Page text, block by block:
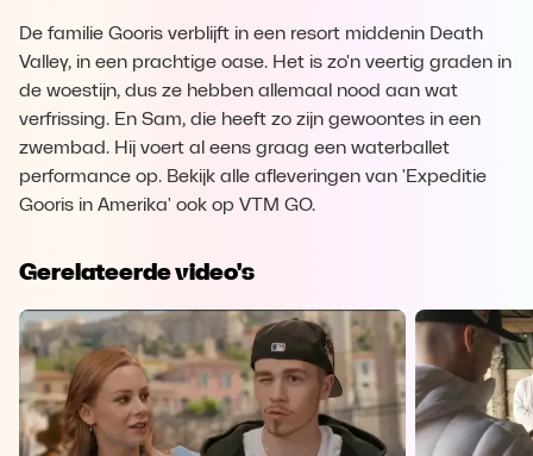
De familie Gooris verblijft in een resort middenin Death
Valley, in een prachtige oase. Het is zo'n veertig graden in
de woestijn, dus ze hebben allemaal nood aan wat
verfrissing. En Sam, die heeft zo zijn gewoontes in een
zwembad. Hij voert al eens graag een waterballet
performance op. Bekijk alle afleveringen van 'Expeditie
Gooris in Amerika' ook op VTM GO.
Gerelateerde video's